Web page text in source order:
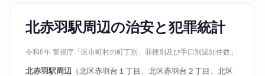
北赤羽駅周辺の治安と犯罪統計
令和6年 警視庁「区市町村の町丁別、罪種別及び手口別認知件数」
北赤羽駅周辺
（北区赤羽台１丁目、北区赤羽台２丁目、北区